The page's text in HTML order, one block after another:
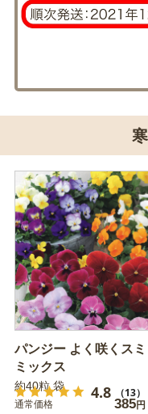
パンジー よく咲くスミ
ミックス
4.8 （13）
約40粒 袋
通常価格 385円